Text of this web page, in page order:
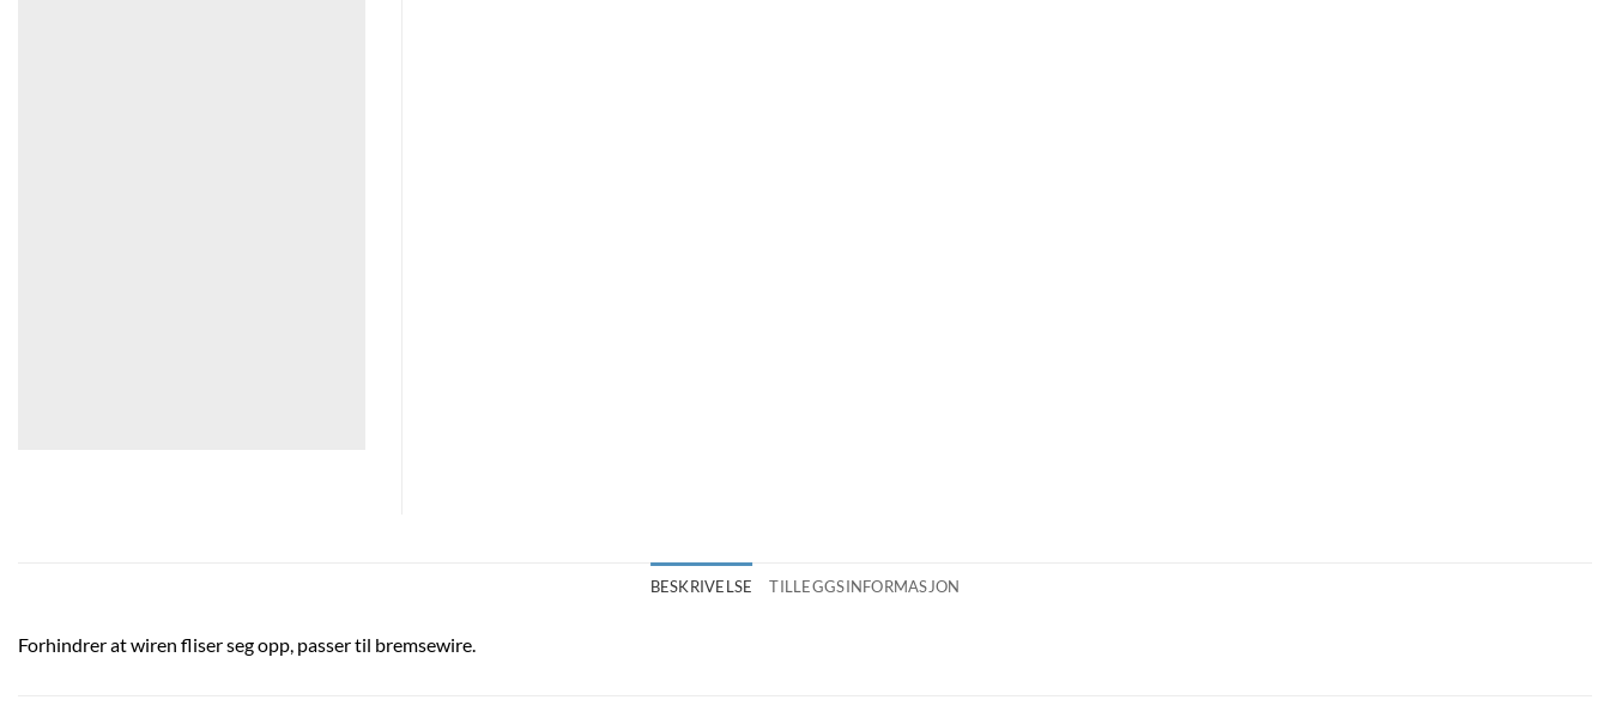
BESKRIVELSE TILLEGGSINFORMASJON
Forhindrer at wiren fliser seg opp, passer til bremsewire.